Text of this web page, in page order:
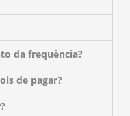
da frequência?
de pagar?